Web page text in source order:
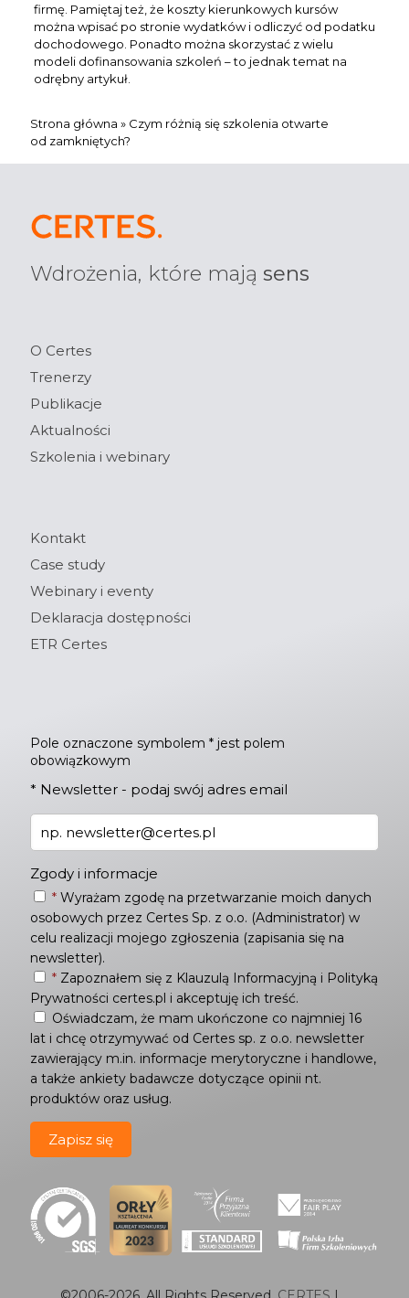
firmę. Pamiętaj też, że koszty kierunkowych kursów
można wpisać po stronie wydatków i odliczyć od podatku
dochodowego. Ponadto można skorzystać z wielu
modeli dofinansowania szkoleń – to jednak temat na
odrębny artykuł.
Strona główna » Czym różnią się szkolenia otwarte
od zamkniętych?
Wdrożenia, które mają sens
O Certes
Trenerzy
Publikacje
Aktualności
Szkolenia i webinary
Kontakt
Case study
Webinary i eventy
Deklaracja dostępności
ETR Certes
Pole oznaczone symbolem * jest polem
obowiązkowym
* Newsletter - podaj swój adres email
Zgody i informacje
* Wyrażam zgodę na przetwarzanie moich danych
osobowych przez Certes Sp. z o.o. (Administrator) w
celu realizacji mojego zgłoszenia (zapisania się na
newsletter).
* Zapoznałem się z Klauzulą Informacyjną i Polityką
Prywatności certes.pl i akceptuję ich treść.
Oświadczam, że mam ukończone co najmniej 16
lat i chcę otrzymywać od Certes sp. z o.o. newsletter
zawierający m.in. informacje merytoryczne i handlowe,
a także ankiety badawcze dotyczące opinii nt.
produktów oraz usług.